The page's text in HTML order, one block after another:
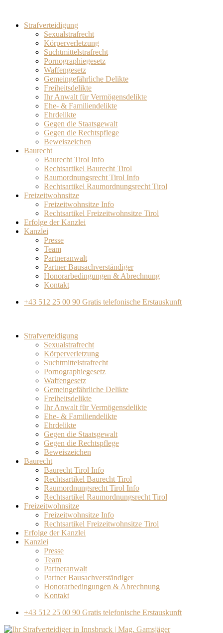
Strafverteidigung
Sexualstrafrecht
Körperverletzung
Suchtmittelstrafrecht
Pornographiegesetz
Waffengesetz
Gemeingefährliche Delikte
Freiheitsdelikte
Ihr Anwalt für Vermögensdelikte
Ehe- & Familiendelikte
Ehrdelikte
Gegen die Staatsgewalt
Gegen die Rechtspflege
Beweiszeichen
Baurecht
Baurecht Tirol Info
Rechtsartikel Baurecht Tirol
Raumordnungsrecht Tirol Info
Rechtsartikel Raumordnungsrecht Tirol
Freizeitwohnsitze
Freizeitwohnsitze Info
Rechtsartikel Freizeitwohnsitze Tirol
Erfolge der Kanzlei
Kanzlei
Presse
Team
Partneranwalt​
Partner Bausachverständiger
Honorarbedingungen & Abrechnung
Kontakt
+43 512 25 00 90 Gratis telefonische Erstauskunft
Strafverteidigung
Sexualstrafrecht
Körperverletzung
Suchtmittelstrafrecht
Pornographiegesetz
Waffengesetz
Gemeingefährliche Delikte
Freiheitsdelikte
Ihr Anwalt für Vermögensdelikte
Ehe- & Familiendelikte
Ehrdelikte
Gegen die Staatsgewalt
Gegen die Rechtspflege
Beweiszeichen
Baurecht
Baurecht Tirol Info
Rechtsartikel Baurecht Tirol
Raumordnungsrecht Tirol Info
Rechtsartikel Raumordnungsrecht Tirol
Freizeitwohnsitze
Freizeitwohnsitze Info
Rechtsartikel Freizeitwohnsitze Tirol
Erfolge der Kanzlei
Kanzlei
Presse
Team
Partneranwalt​
Partner Bausachverständiger
Honorarbedingungen & Abrechnung
Kontakt
+43 512 25 00 90 Gratis telefonische Erstauskunft